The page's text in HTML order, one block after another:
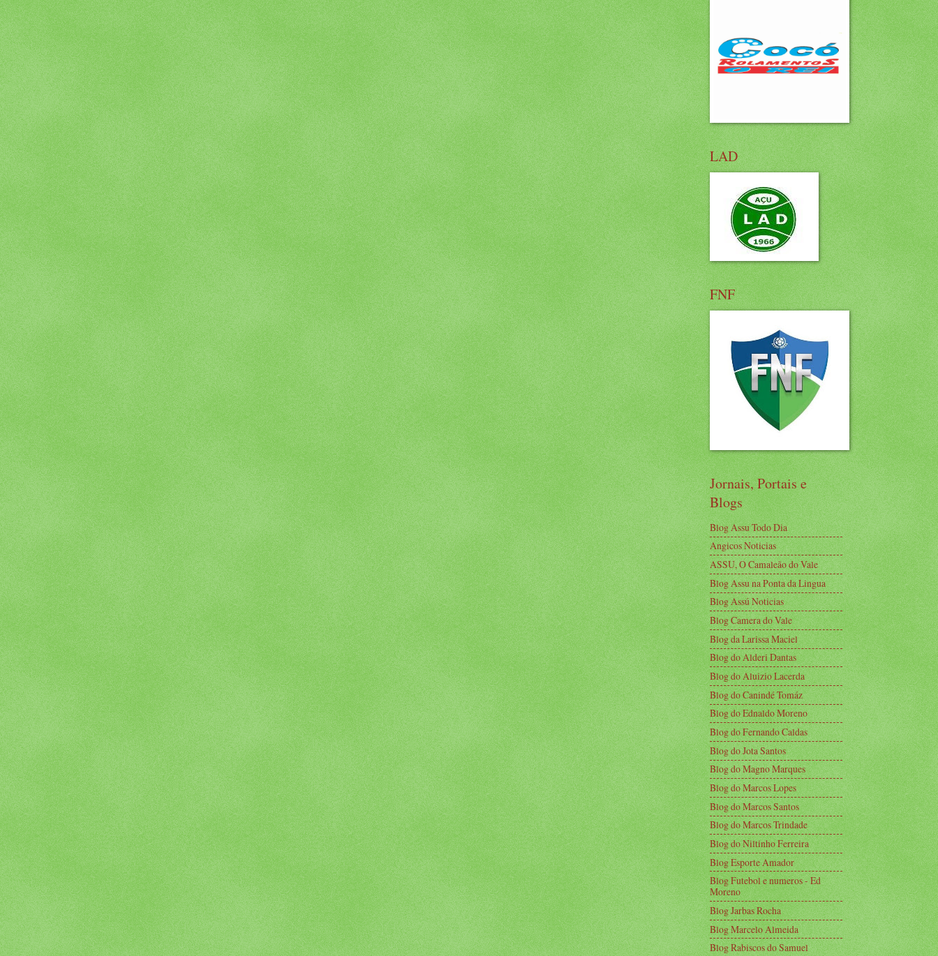
LAD
FNF
Jornais, Portais e
Blogs
Blog Assu Todo Dia
Angicos Noticias
ASSU, O Camaleão do Vale
Blog Assu na Ponta da Lingua
Blog Assú Noticias
Blog Camera do Vale
Blog da Larissa Maciel
Blog do Alderi Dantas
Blog do Aluizio Lacerda
Blog do Canindé Tomáz
Blog do Ednaldo Moreno
Blog do Fernando Caldas
Blog do Jota Santos
Blog do Magno Marques
Blog do Marcos Lopes
Blog do Marcos Santos
Blog do Marcos Trindade
Blog do Niltinho Ferreira
Blog Esporte Amador
Blog Futebol e numeros - Ed
Moreno
Blog Jarbas Rocha
Blog Marcelo Almeida
Blog Rabiscos do Samuel